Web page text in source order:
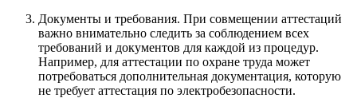
Документы и требования. При совмещении аттестаций
важно внимательно следить за соблюдением всех
требований и документов для каждой из процедур.
Например, для аттестации по охране труда может
потребоваться дополнительная документация, которую
не требует аттестация по электробезопасности.